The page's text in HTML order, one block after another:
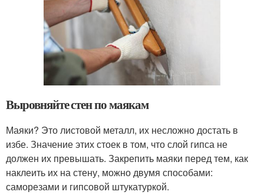
Выровняйте стен по маякам
Маяки? Это листовой металл, их несложно достать в
избе. Значение этих стоек в том, что слой гипса не
должен их превышать. Закрепить маяки перед тем, как
наклеить их на стену, можно двумя способами:
саморезами и гипсовой штукатуркой.